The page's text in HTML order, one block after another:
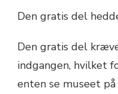
Den gratis del
Den gratis del
indgangen, hvilket
enten se museet